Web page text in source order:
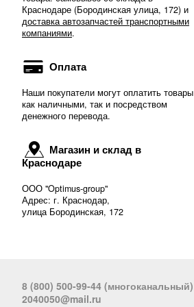
Краснодаре (Бородинская улица, 172) и
доставка автозапчастей транспортными
компаниями.
Оплата
Наши покупатели могут оплатить товары
как наличными, так и посредством
денежного перевода.
Магазин и склад в
Краснодаре
ООО "Optimus-group"
Адрес: г. Краснодар,
улица Бородинская, 172
8 (800) 500-99-44 (многоканальный)
2040050@mail.ru